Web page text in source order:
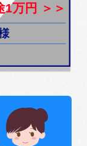
1万円 ＞＞